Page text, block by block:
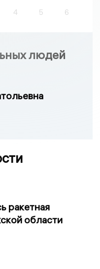
4 5 6
людей
ракетная
области